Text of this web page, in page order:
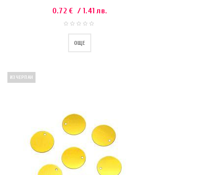
0.72€ / 1.41 лв.
ОЩЕ
ИЗЧЕРПАН